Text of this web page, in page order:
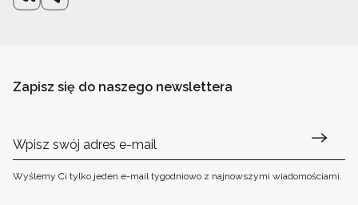
Zapisz się do naszego newslettera
Wyślemy Ci tylko jeden e-mail tygodniowo z najnowszymi wiadomościami.